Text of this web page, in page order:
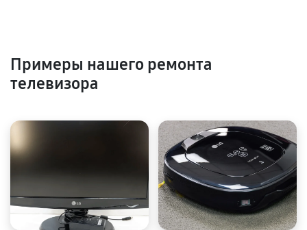
Примеры нашего ремонта
телевизора